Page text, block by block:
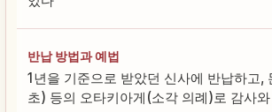
반납 방법과 예법
1년을 기준으로 받았던 신사에 반납하고,
초) 등의 오타키아게(소각 의례)로 감사